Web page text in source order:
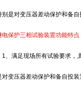
别是对变压器差动保护和备
电保护三相试验装置功能特点
、满足现场所有试验要求，,
对变压器差动保护和备自投